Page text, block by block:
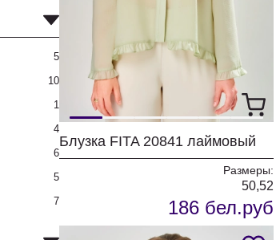
5
10
1
4
6
5
7
Блузка FITA 20841 лаймовый
Размеры:
50,52
186 бел.руб